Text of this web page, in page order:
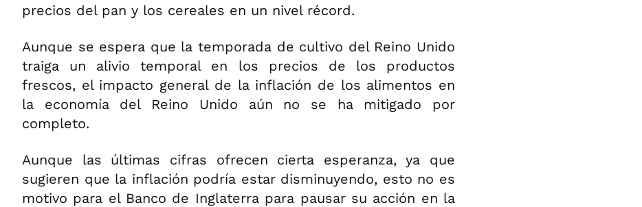
precios del pan y los cereales en un nivel récord.
Aunque se espera que la temporada de cultivo del Reino Unido
traiga un alivio temporal en los precios de los productos
frescos, el impacto general de la inflación de los alimentos en
la economía del Reino Unido aún no se ha mitigado por
completo.
Aunque las últimas cifras ofrecen cierta esperanza, ya que
sugieren que la inflación podría estar disminuyendo, esto no es
motivo para el Banco de Inglaterra para pausar su acción en la